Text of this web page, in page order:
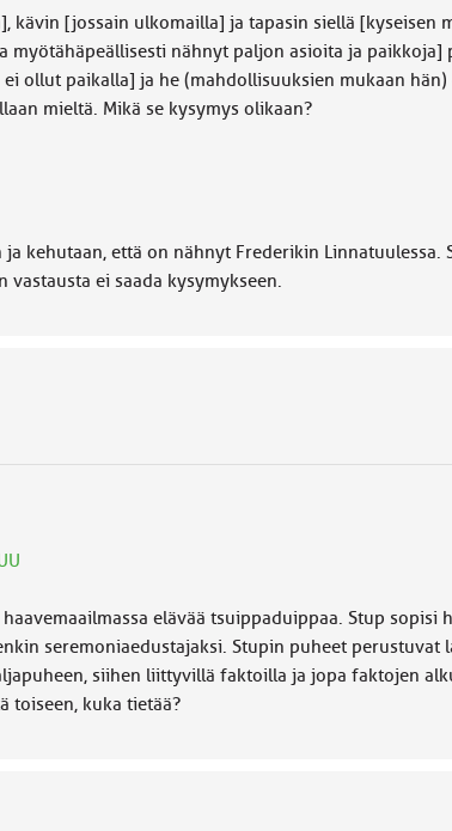
kävin [jossain ulkomailla] ja tapasin siellä [kyseisen
myötähäpeällisesti nähnyt paljon asioita ja
ollut paikalla] ja he (mahdollisuuksien mukaan
mieltä. Mikä se kysymys olikaan?
kehutaan, että on nähnyt Frederikin
ei saada kysymykseen.
elävää tsuippaduippaa. Stup
seremoniaedustajaksi. Stupin puheet
siihen liittyvillä faktoilla ja jopa faktojen
toiseen, kuka tietää?